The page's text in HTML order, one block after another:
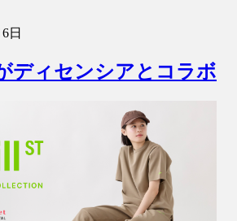
日
ディセンシアとコラボ